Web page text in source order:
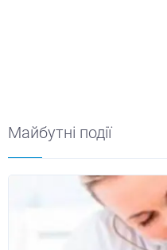
Майбутні події